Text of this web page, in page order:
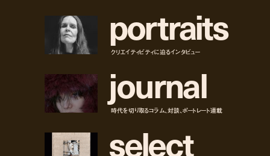
portraits
クリエイティビティに迫るインタビュー
journal
時代を切り取るコラム、対談、ポートレート連載
select